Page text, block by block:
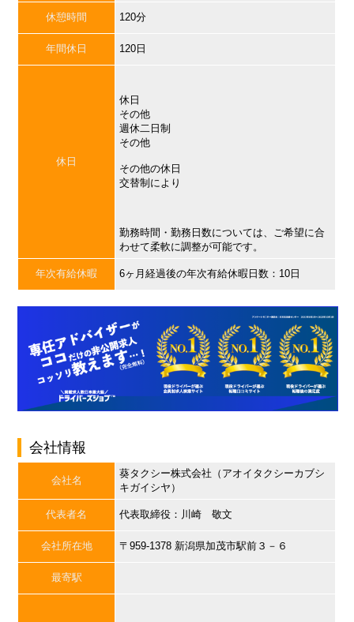
休憩時間 120分
年間休日 120日
休日
休日
その他
週休二日制
その他
その他の休日
交替制により
勤務時間・勤務日数については、ご希望に合
わせて柔軟に調整が可能です。
年次有給休暇 6ヶ月経過後の年次有給休暇日数：10日
会社情報
会社名
葵タクシー株式会社（アオイタクシーカブシ
キガイシヤ）
代表者名 代表取締役：川崎 敬文
会社所在地 〒959-1378 新潟県加茂市駅前３－６
最寄駅